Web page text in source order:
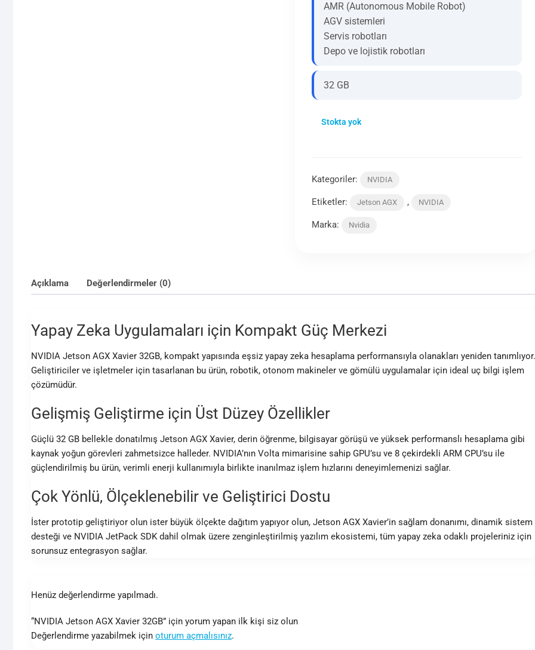
AMR (Autonomous Mobile Robot)
AGV sistemleri
Servis robotları
Depo ve lojistik robotları
32 GB
Stokta yok
Kategoriler: NVIDIA
Etiketler: Jetson AGX , NVIDIA
Marka: Nvidia
Açıklama Değerlendirmeler (0)
Yapay Zeka Uygulamaları için Kompakt Güç Merkezi
NVIDIA Jetson AGX Xavier 32GB, kompakt yapısında eşsiz yapay zeka hesaplama performansıyla olanakları yeniden tanımlıyor.
Geliştiriciler ve işletmeler için tasarlanan bu ürün, robotik, otonom makineler ve gömülü uygulamalar için ideal uç bilgi işlem
çözümüdür.
Gelişmiş Geliştirme için Üst Düzey Özellikler
Güçlü 32 GB bellekle donatılmış Jetson AGX Xavier, derin öğrenme, bilgisayar görüşü ve yüksek performanslı hesaplama gibi
kaynak yoğun görevleri zahmetsizce halleder. NVIDIA’nın Volta mimarisine sahip GPU’su ve 8 çekirdekli ARM CPU’su ile
güçlendirilmiş bu ürün, verimli enerji kullanımıyla birlikte inanılmaz işlem hızlarını deneyimlemenizi sağlar.
Çok Yönlü, Ölçeklenebilir ve Geliştirici Dostu
İster prototip geliştiriyor olun ister büyük ölçekte dağıtım yapıyor olun, Jetson AGX Xavier’in sağlam donanımı, dinamik sistem
desteği ve NVIDIA JetPack SDK dahil olmak üzere zenginleştirilmiş yazılım ekosistemi, tüm yapay zeka odaklı projeleriniz için
sorunsuz entegrasyon sağlar.
Henüz değerlendirme yapılmadı.
“NVIDIA Jetson AGX Xavier 32GB” için yorum yapan ilk kişi siz olun
Değerlendirme yazabilmek için oturum açmalısınız.